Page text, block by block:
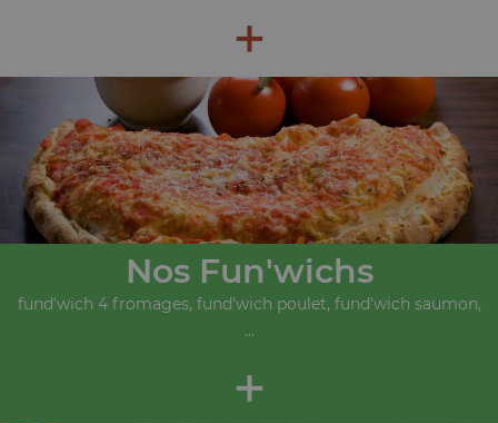
+
Nos Fun'wichs
fund'wich 4 fromages, fund'wich poulet, fund'wich saumon,
...
+